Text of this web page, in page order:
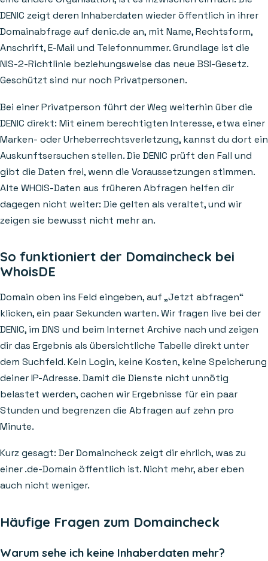
DENIC zeigt deren Inhaberdaten wieder öffentlich in ihrer
Domainabfrage auf denic.de an, mit Name, Rechtsform,
Anschrift, E-Mail und Telefonnummer. Grundlage ist die
NIS-2-Richtlinie beziehungsweise das neue BSI-Gesetz.
Geschützt sind nur noch Privatpersonen.
Bei einer Privatperson führt der Weg weiterhin über die
DENIC direkt: Mit einem berechtigten Interesse, etwa einer
Marken- oder Urheberrechtsverletzung, kannst du dort ein
Auskunftsersuchen stellen. Die DENIC prüft den Fall und
gibt die Daten frei, wenn die Voraussetzungen stimmen.
Alte WHOIS-Daten aus früheren Abfragen helfen dir
dagegen nicht weiter: Die gelten als veraltet, und wir
zeigen sie bewusst nicht mehr an.
So funktioniert der Domaincheck bei
WhoisDE
Domain oben ins Feld eingeben, auf „Jetzt abfragen“
klicken, ein paar Sekunden warten. Wir fragen live bei der
DENIC, im DNS und beim Internet Archive nach und zeigen
dir das Ergebnis als übersichtliche Tabelle direkt unter
dem Suchfeld. Kein Login, keine Kosten, keine Speicherung
deiner IP-Adresse. Damit die Dienste nicht unnötig
belastet werden, cachen wir Ergebnisse für ein paar
Stunden und begrenzen die Abfragen auf zehn pro
Minute.
Kurz gesagt: Der Domaincheck zeigt dir ehrlich, was zu
einer .de-Domain öffentlich ist. Nicht mehr, aber eben
auch nicht weniger.
Häufige Fragen zum Domaincheck
Warum sehe ich keine Inhaberdaten mehr?